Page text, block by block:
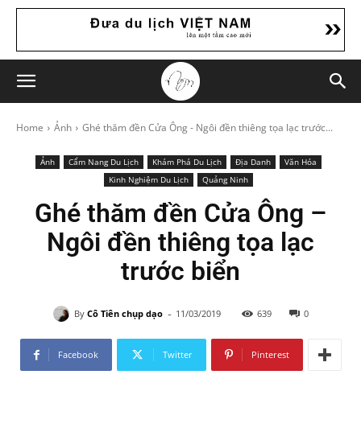
Home Ảnh Ghé thăm đền Cửa Ông - Ngôi đền thiêng tọa lạc trước...
Ảnh Cẩm Nang Du Lịch Khám Phá Du Lịch Địa Danh
Văn Hóa
Kinh Nghiệm Du Lịch
Quảng Ninh
Ghé thăm đền Cửa Ông –
Ngôi đền thiêng tọa lạc
trước biển
By Cô Tiên chụp dạo - 11/03/2019 639 0
Facebook Twitter Pinterest